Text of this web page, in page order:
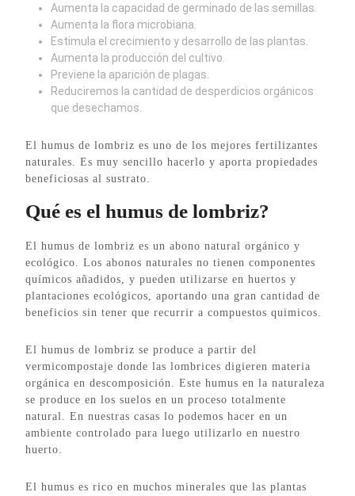
Aumenta la capacidad de germinado de las semillas.
Aumenta la flora microbiana.
Estimula el crecimiento y desarrollo de las plantas.
Aumenta la producción del cultivo.
Previene la aparición de plagas.
Reduciremos la cantidad de desperdicios orgánicos
que desechamos.
El humus de lombriz es uno de los mejores fertilizantes
naturales. Es muy sencillo hacerlo y aporta propiedades
beneficiosas al sustrato.
Qué es el humus de lombriz?
El humus de lombriz es un abono natural orgánico y
ecológico. Los abonos naturales no tienen componentes
químicos añadidos, y pueden utilizarse en huertos y
plantaciones ecológicos, aportando una gran cantidad de
beneficios sin tener que recurrir a compuestos quimicos.
El humus de lombriz se produce a partir del
vermicompostaje donde las lombrices digieren materia
orgánica en descomposición. Este humus en la naturaleza
se produce en los suelos en un proceso totalmente
natural. En nuestras casas lo podemos hacer en un
ambiente controlado para luego utilizarlo en nuestro
huerto.
El humus es rico en muchos minerales que las plantas